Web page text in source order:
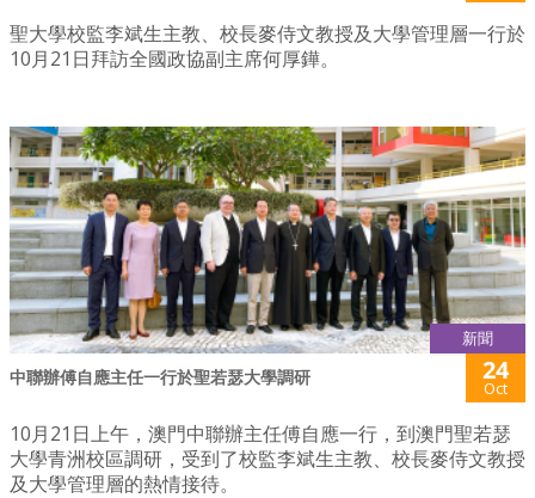
聖大學校監李斌生主教、校長麥侍文教授及大學管理層一行於
10月21日拜訪全國政協副主席何厚鏵。
新聞
中聯辦傅自應主任一行於聖若瑟大學調研 24
Oct
10月21日上午，澳門中聯辦主任傅自應一行，到澳門聖若瑟
大學青洲校區調研，受到了校監李斌生主教、校長麥侍文教授
及大學管理層的熱情接待。